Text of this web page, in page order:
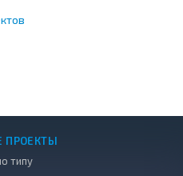
ПРОЕКТЫ
типу